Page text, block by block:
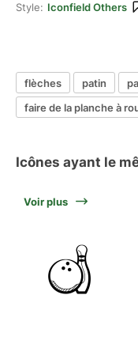
Style: Iconfield Others
flèches patin
faire de la planche à
Icônes ayant le
Voir plus